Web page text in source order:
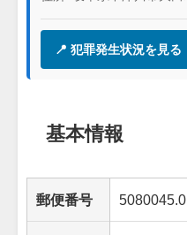
📍 犯罪発生状況を見る
基本情報
郵便番号 5080045.0